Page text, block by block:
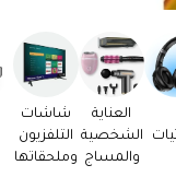
العناية
الشخصية
والمساج
شاشات
التلفزيون
وملحقاتها